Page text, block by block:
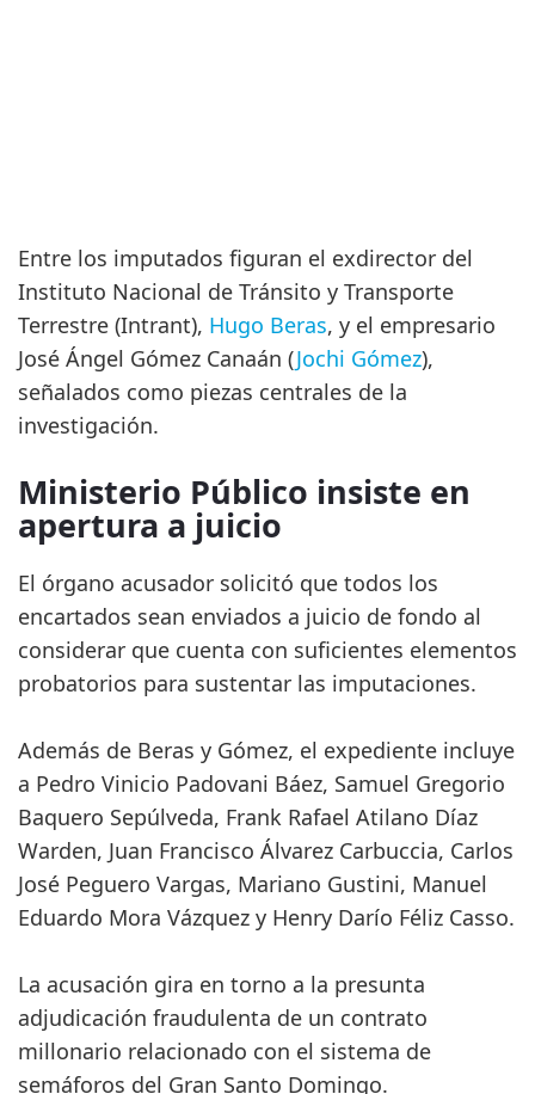
Entre los imputados figuran el exdirector del
Instituto Nacional de Tránsito y Transporte
Terrestre (Intrant), Hugo Beras, y el empresario
José Ángel Gómez Canaán (Jochi Gómez),
señalados como piezas centrales de la
investigación.
Ministerio Público insiste en
apertura a juicio
El órgano acusador solicitó que todos los
encartados sean enviados a juicio de fondo al
considerar que cuenta con suficientes elementos
probatorios para sustentar las imputaciones.
Además de Beras y Gómez, el expediente incluye
a Pedro Vinicio Padovani Báez, Samuel Gregorio
Baquero Sepúlveda, Frank Rafael Atilano Díaz
Warden, Juan Francisco Álvarez Carbuccia, Carlos
José Peguero Vargas, Mariano Gustini, Manuel
Eduardo Mora Vázquez y Henry Darío Féliz Casso.
La acusación gira en torno a la presunta
adjudicación fraudulenta de un contrato
millonario relacionado con el sistema de
semáforos del Gran Santo Domingo.